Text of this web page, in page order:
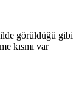
görüldüğü gibi
kısmı var